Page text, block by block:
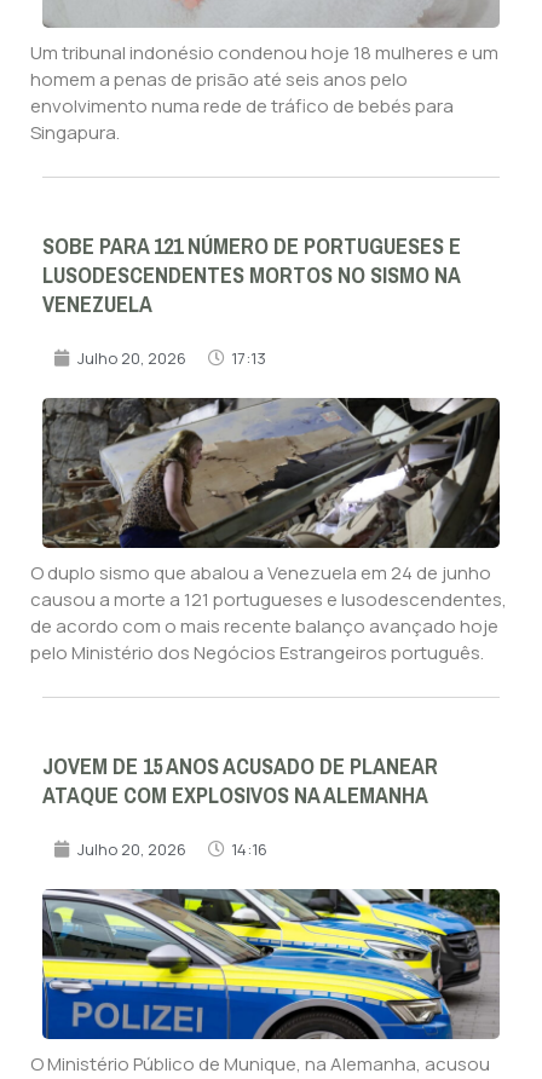
Um tribunal indonésio condenou hoje 18 mulheres e um
homem a penas de prisão até seis anos pelo
envolvimento numa rede de tráfico de bebés para
Singapura.
SOBE PARA 121 NÚMERO DE PORTUGUESES E
LUSODESCENDENTES MORTOS NO SISMO NA
VENEZUELA
Julho 20, 2026 17:13
O duplo sismo que abalou a Venezuela em 24 de junho
causou a morte a 121 portugueses e lusodescendentes,
de acordo com o mais recente balanço avançado hoje
pelo Ministério dos Negócios Estrangeiros português.
JOVEM DE 15 ANOS ACUSADO DE PLANEAR
ATAQUE COM EXPLOSIVOS NA ALEMANHA
Julho 20, 2026 14:16
O Ministério Público de Munique, na Alemanha, acusou